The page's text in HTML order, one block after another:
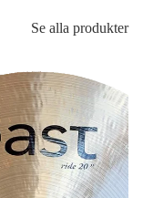
Se alla produkter